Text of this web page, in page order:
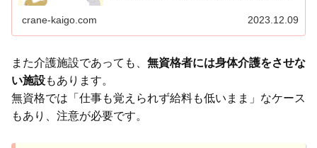
crane-kaigo.com 2023.12.09
また介護施設であっても、 無資格者には身体介護をさせな
い施設もあります。
無資格では「仕事も覚えられず給料も低いまま」なケース
もあり、注意が必要です。